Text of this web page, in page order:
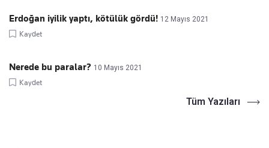
Erdoğan iyilik yaptı, kötülük gördü! 12 Mayıs 2021
Kaydet
Nerede bu paralar? 10 Mayıs 2021
Kaydet
Tüm Yazıları